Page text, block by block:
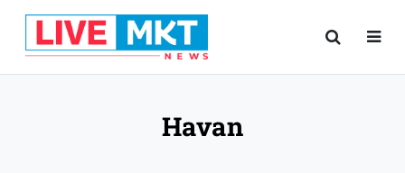
Havan